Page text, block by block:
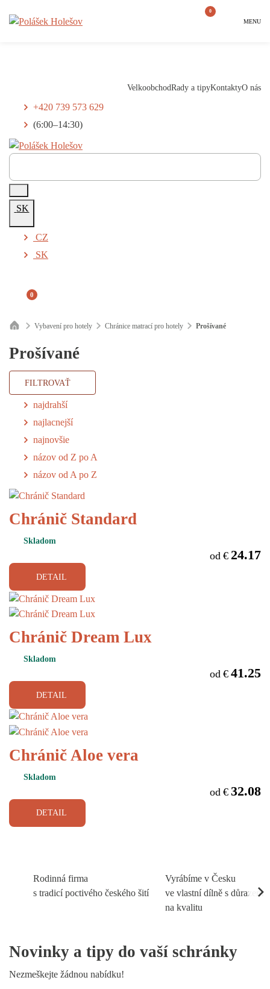
VelkoobchodRady a tipyKontaktyO nás
+420 739 573 629
(6:00–14:30)
SK
CZ
SK
0
0
MENU
Vybavení pro hotely Chránice matrací pro hotely Prošívané
Prošívané
FILTROVAŤ
najdrahší
najlacnejší
najnovšie
názov od Z po A
názov od A po Z
Chránič Standard
Skladom
od € 24.17
DETAIL
Chránič Dream Lux
Skladom
od € 41.25
DETAIL
Chránič Aloe vera
Skladom
od € 32.08
DETAIL
Rodinná firma
s tradicí poctivého českého šití
Vyrábíme v Česku
ve vlastní dílně s důrazem
na kvalitu
Novinky a tipy do vaší schránky
Nezmeškejte žádnou nabídku!